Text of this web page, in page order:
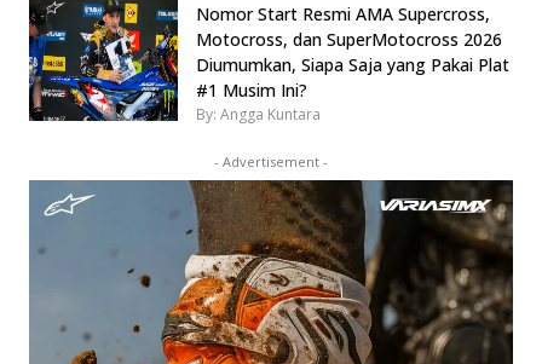
Nomor Start Resmi AMA Supercross,
Motocross, dan SuperMotocross 2026
Diumumkan, Siapa Saja yang Pakai Plat
#1 Musim Ini?
By: Angga Kuntara
- Advertisement -